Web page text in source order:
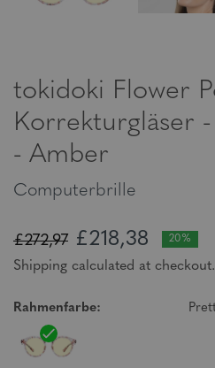
tokidoki Flower
Korrekturgläser
- Amber
Computerbrille
£272,97 £218,38 20%
Shipping calculated at checkout.
Rahmenfarbe: